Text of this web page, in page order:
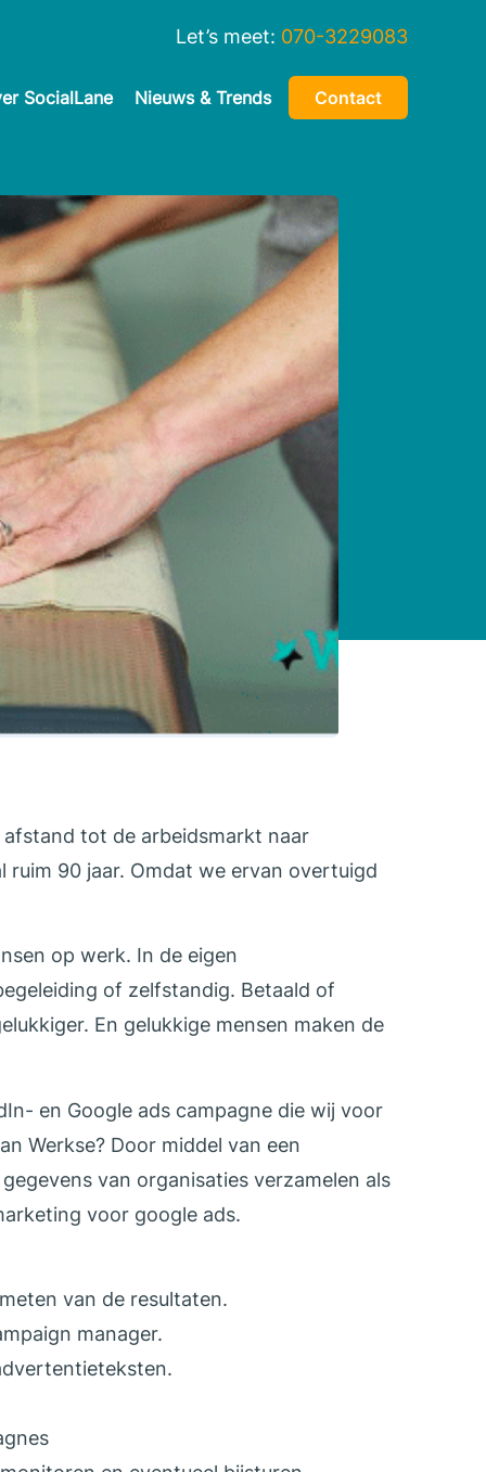
Let’s meet: 070-3229083
SocialLane Nieuws & Trends Contact
tot de arbeidsmarkt naar
ruim 90 jaar. Omdat we ervan overtuigd
op werk. In de eigen
of zelfstandig. Betaald of
En gelukkige mensen maken de
en Google ads campagne die wij voor
Werkse? Door middel van een
van organisaties verzamelen als
voor google ads.
van de resultaten.
manager.